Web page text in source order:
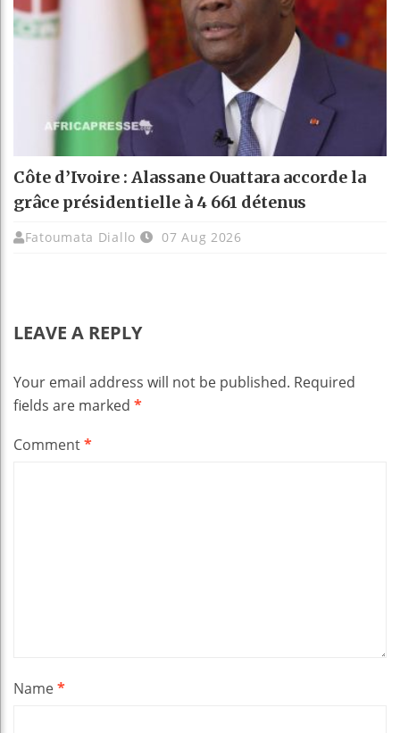
Côte d’Ivoire : Alassane Ouattara accorde la
grâce présidentielle à 4 661 détenus
Fatoumata Diallo 07 Aug 2026
LEAVE A REPLY
Your email address will not be published. Required
fields are marked *
Comment*
Name*